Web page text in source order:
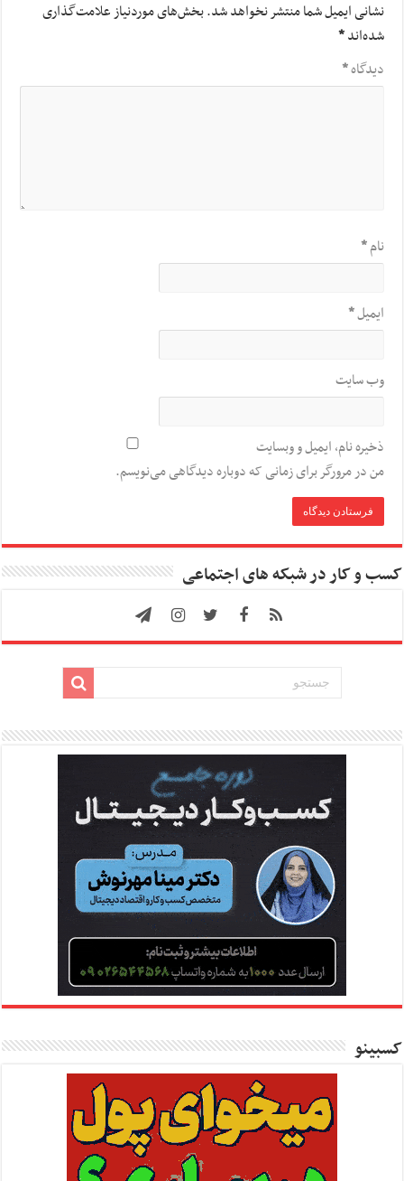
نشانی ایمیل شما منتشر نخواهد شد.بخش‌های موردنیاز علامت‌گذاری
شده‌اند*
دیدگاه*
نام*
ایمیل*
وب‌ سایت
ذخیره نام، ایمیل و وبسایت
من در مرورگر برای زمانی که دوباره دیدگاهی می‌نویسم.
کسب و کار در شبکه های اجتماعی
کسبینو